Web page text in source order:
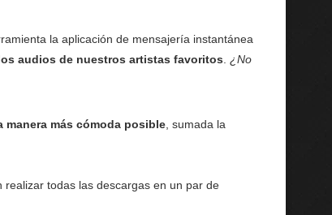
la aplicación de mensajería instantánea
audios de nuestros artistas favoritos
¿No
más cómoda posible , sumada la
todas las descargas en un par de